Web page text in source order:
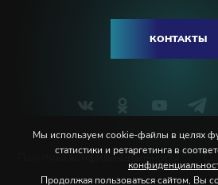
КОНТАКТЫ
Политика конфиденциальности
Мы используем cookie-файлы в целях
статистики и ретаргетинга в
Продолжая пользоваться сайтом, Вы